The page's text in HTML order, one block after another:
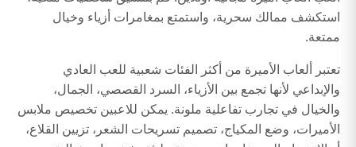
استكشف ممالك سحرية، واستمتع بمغامرات أزياء وخيال
ممتعة.
تعتبر ألعاب الأميرة من أكثر الفئات شعبية للعب العادي
والإبداعي لأنها تجمع بين الأزياء، السرد القصصي، الجمال،
والخيال في تجارب تفاعلية ملونة. يمكن للاعبين تخصيص ملابس
الأميرات، وضع المكياج، تصميم تسريحات الشعر، تزيين القلاع،